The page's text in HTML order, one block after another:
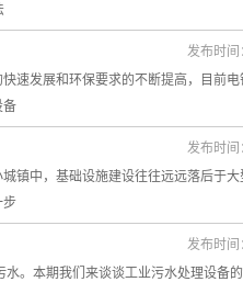
发展和环保要求的不断提高，目前电
备
发布时
中，基础设施建设往往远远落后于大
步
发布时
水。本期我们来谈谈工业污水处理设
发布时